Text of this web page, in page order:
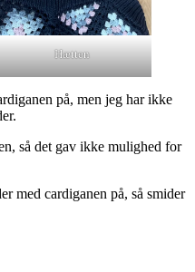
Hætten
på, men jeg har ikke
så det gav ikke mulighed for
med cardiganen på, så smider